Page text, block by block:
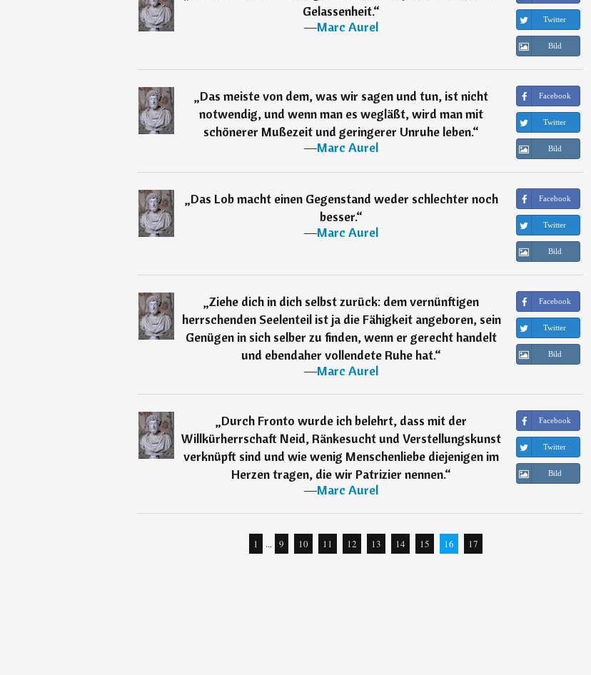
Gelassenheit.“
―Marc Aurel Twitter
Bild
„Das meiste von dem, was wir sagen und tun, ist nicht
notwendig, und wenn man es wegläßt, wird man mit
schönerer Mußezeit und geringerer Unruhe leben.“
―Marc Aurel
Facebook
Twitter
Bild
„Das Lob macht einen Gegenstand weder schlechter noch
besser.“
―Marc Aurel
Facebook
Twitter
Bild
„Ziehe dich in dich selbst zurück: dem vernünftigen
herrschenden Seelenteil ist ja die Fähigkeit angeboren, sein
Genügen in sich selber zu finden, wenn er gerecht handelt
und ebendaher vollendete Ruhe hat.“
―Marc Aurel
Facebook
Twitter
Bild
„Durch Fronto wurde ich belehrt, dass mit der
Willkürherrschaft Neid, Ränkesucht und Verstellungskunst
verknüpft sind und wie wenig Menschenliebe diejenigen im
Herzen tragen, die wir Patrizier nennen.“
―Marc Aurel
Facebook
Twitter
Bild
1 ... 9 10 11 12 13 14 15 16 17